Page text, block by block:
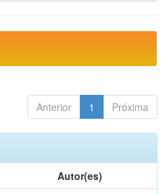
Anterior 1 Próxima
Autor(es)